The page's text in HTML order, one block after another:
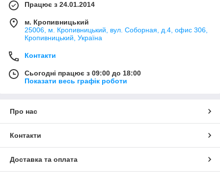
Працює з 24.01.2014
м. Кропивницький
25006, м. Кропивницький, вул. Соборная, д.4, офис 306,
Кропивницький, Україна
Контакти
Сьогодні працює з 09:00 до 18:00
Показати весь графік роботи
Про нас
Контакти
Доставка та оплата